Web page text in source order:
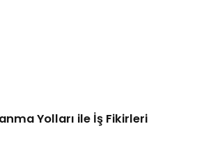
Yolları ile İş Fikirleri